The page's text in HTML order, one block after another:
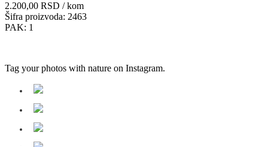
2.200,00 RSD / kom
Šifra proizvoda: 2463
PAK: 1
Tag your photos with nature on Instagram.